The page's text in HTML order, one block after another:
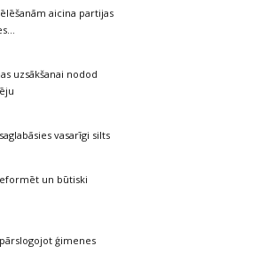
aicina partijas
uzsākšanai nodod
vasarīgi silts
un būtiski
ģimenes